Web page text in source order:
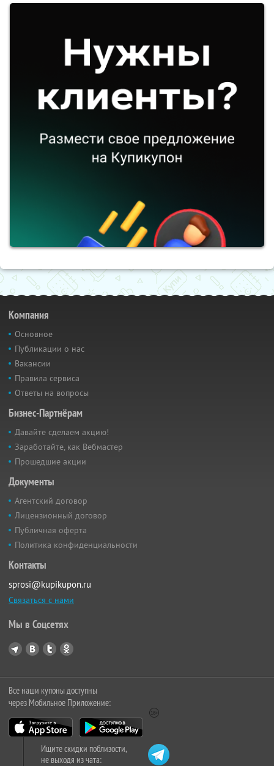
Компания
Основное
Публикации о нас
Вакансии
Правила сервиса
Ответы на вопросы
Бизнес-Партнёрам
Давайте сделаем акцию!
Заработайте, как Вебмастер
Прошедшие акции
Документы
Агентский договор
Лицензионный договор
Публичная оферта
Политика конфиденциальности
Контакты
sprosi@kupikupon.ru
Связаться с нами
Мы в Соцсетях
Все наши купоны доступны
через Мобильное Приложение:
Ищите скидки поблизости,
не выходя из чата: